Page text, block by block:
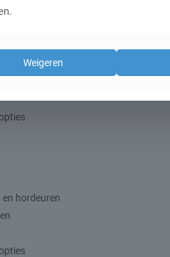
hordeuren
Weigeren